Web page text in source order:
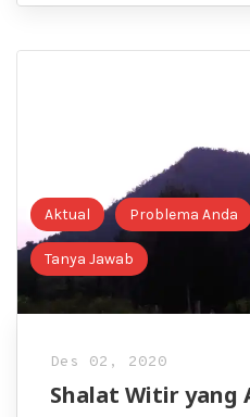
Aktual Problema Anda
Tanya Jawab
Des 02, 2020
Shalat Witir yang